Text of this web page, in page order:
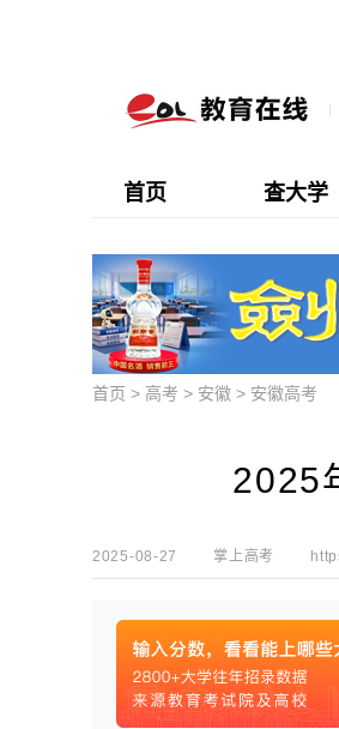
首页 查大学
首页 > 高考 > 安徽 > 安徽高考
2025
2025-08-27 掌上高考